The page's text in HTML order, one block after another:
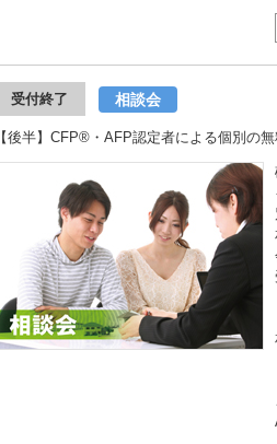
受付終了 相談会
【後半】CFP®・AFP認定者による個別の